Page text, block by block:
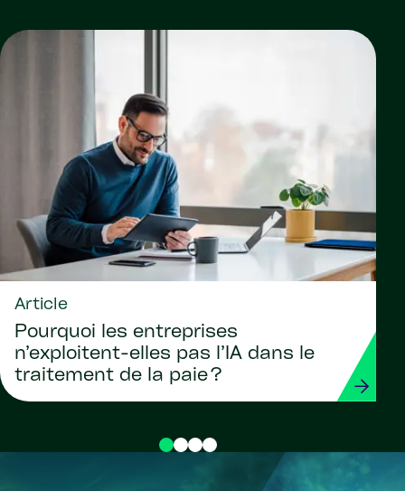
Article
Pourquoi les entreprises
n’exploitent-elles pas l’IA dans le
traitement de la paie ?